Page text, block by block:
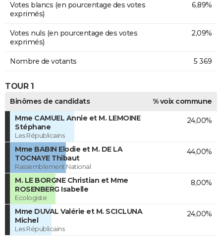
Votes blancs (en pourcentage des votes
exprimés)
6,89%
Votes nuls (en pourcentage des votes
exprimés)
2,09%
Nombre de votants 5 369
TOUR 1
Binômes de candidats
% voix commune
Mme CAMUEL Annie et M. LEMOINE
Stéphane
Les Républicains
24,00%
Mme BABIN Elodie et M. DE LA
TOCNAYE Thibaut
Rassemblement National
44,00%
M. LE BORGNE Christian et Mme
ROSENBERG Isabelle
Ecologiste
8,00%
Mme DUVAL Valérie et M. SCICLUNA
Michel
Les Républicains
24,00%